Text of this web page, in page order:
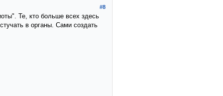
#8
Те, кто больше всех здесь
в органы. Сами создать